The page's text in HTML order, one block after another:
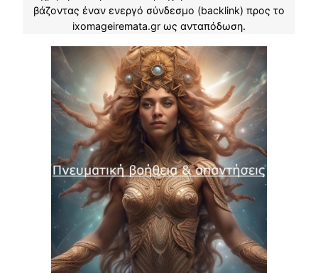
βάζοντας έναν ενεργό σύνδεσμο (backlink) προς το
ixomageiremata.gr ως ανταπόδωση.